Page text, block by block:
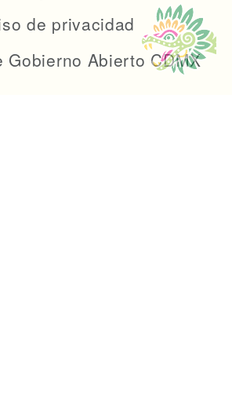
de privacidad
Gobierno Abierto CDMX